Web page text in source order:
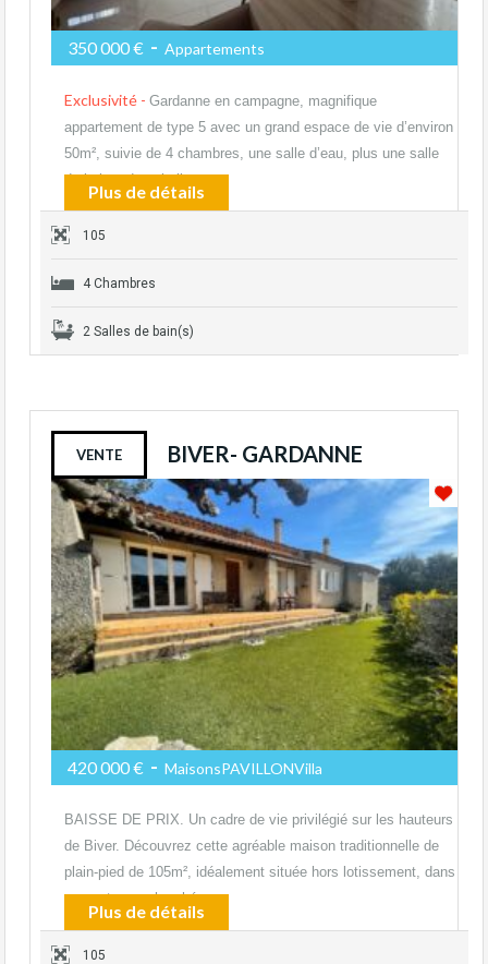
350 000 € - Appartements
Exclusivité - Gardanne en campagne, magnifique
appartement de type 5 avec un grand espace de vie d’environ
50m², suivie de 4 chambres, une salle d’eau, plus une salle
de bains, deux belles…
Plus de détails
105
4 Chambres
2 Salles de bain(s)
VENTE BIVER- GARDANNE
420 000 € - MaisonsPAVILLONVilla
BAISSE DE PRIX. Un cadre de vie privilégié sur les hauteurs
de Biver. Découvrez cette agréable maison traditionnelle de
plain-pied de 105m², idéalement située hors lotissement, dans
un secteur recherché…
Plus de détails
105